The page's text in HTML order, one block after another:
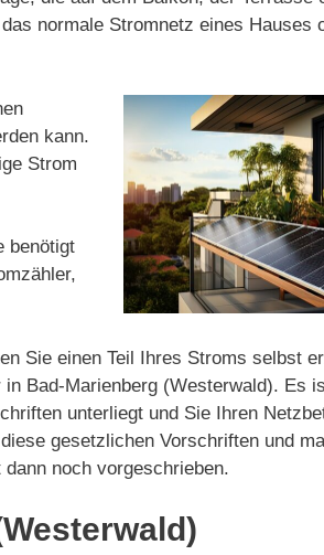
normale Stromnetz eines Hauses
kann.
Strom
benötigt
Sie einen Teil Ihres Stroms selbst
Bad-Marienberg (Westerwald). Es
unterliegt und Sie Ihren
gesetzlichen Vorschriften und
noch vorgeschrieben.